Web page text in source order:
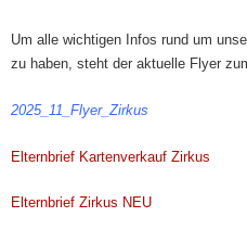
Um alle wichtigen Infos rund um
zu haben, steht der aktuelle Flyer
2025_11_Flyer_Zirkus
Elternbrief Kartenverkauf Zirkus
Elternbrief Zirkus NEU